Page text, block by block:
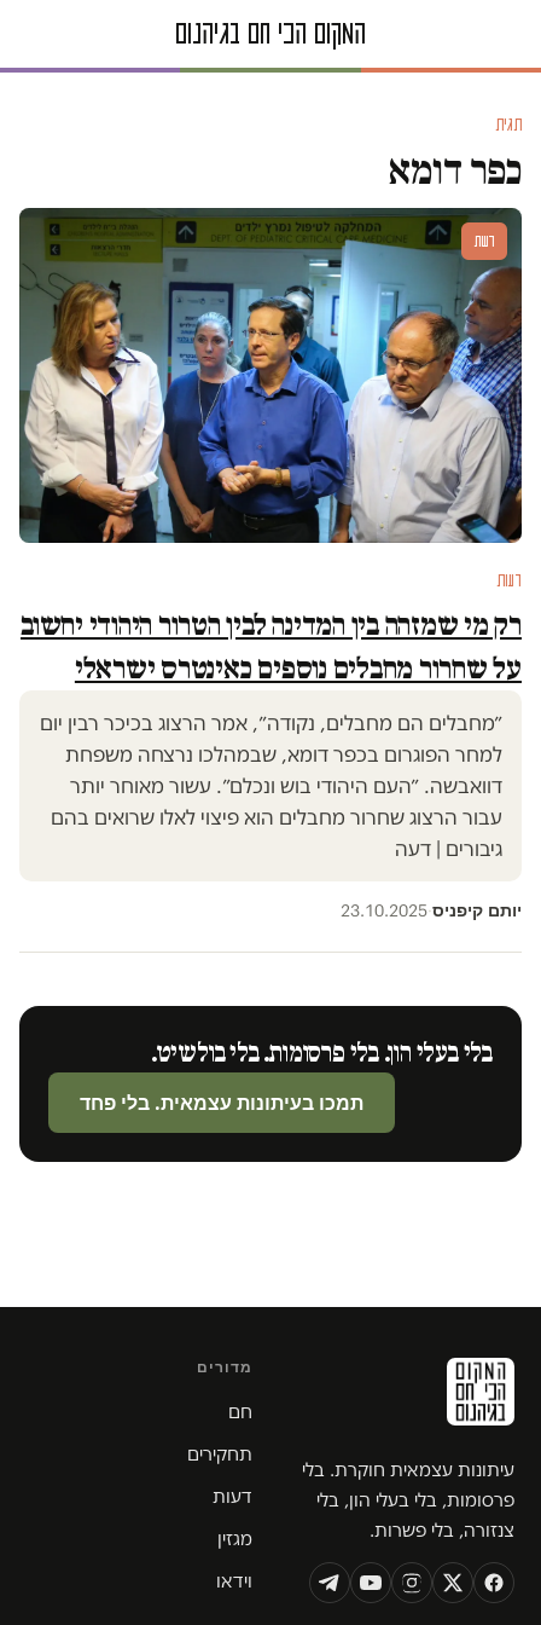
תגית
כפר דומא
דעות
דעות
רק מי שמזהה בין המדינה לבין הטרור היהודי יחשוב
על שחרור מחבלים נוספים כאינטרס ישראלי
״מחבלים הם מחבלים, נקודה״, אמר הרצוג בכיכר רבין יום
למחר הפוגרום בכפר דומא, שבמהלכו נרצחה משפחת
דוואבשה. ״העם היהודי בוש ונכלם״. עשור מאוחר יותר
עבור הרצוג שחרור מחבלים הוא פיצוי לאלו שרואים בהם
גיבורים | דעה
יותם קיפניס·
23.10.2025
בלי בעלי הון. בלי פרסומות. בלי בולשיט.
תמכו בעיתונות עצמאית. בלי פחד
עיתונות עצמאית חוקרת. בלי
פרסומות, בלי בעלי הון, בלי
צנזורה, בלי פשרות.
מדורים
חם
תחקירים
דעות
מגזין
וידאו